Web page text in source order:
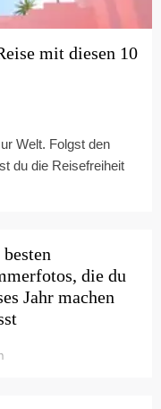
mit diesen 10
Welt. Folgst den
du die Reisefreiheit
die du
Jahr machen